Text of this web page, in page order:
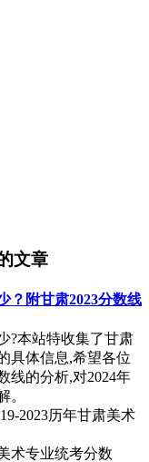
文章
？附甘肃2023分数线
?本站特收集了甘肃
具体信息,希望各位
线的分析,对2024年
。
术专业统考分数